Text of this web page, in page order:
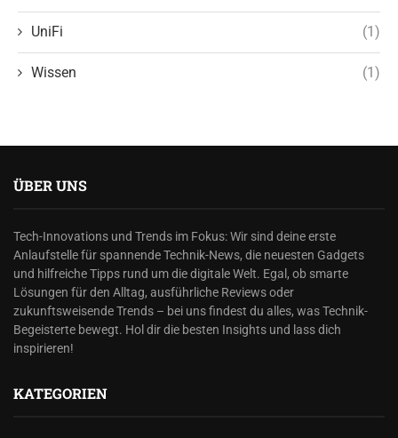
UniFi (1)
Wissen (1)
ÜBER UNS
Tech-Innovations und Trends im Fokus: Wir sind deine erste
Anlaufstelle für spannende Technik-News, die neuesten Gadgets
und hilfreiche Tipps rund um die digitale Welt. Egal, ob smarte
Lösungen für den Alltag, ausführliche Reviews oder
zukunftsweisende Trends – bei uns findest du alles, was Technik-
Begeisterte bewegt. Hol dir die besten Insights und lass dich
inspirieren!
KATEGORIEN